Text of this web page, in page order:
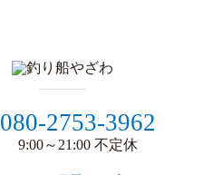
080-2753-3962
9:00～21:00 不定休